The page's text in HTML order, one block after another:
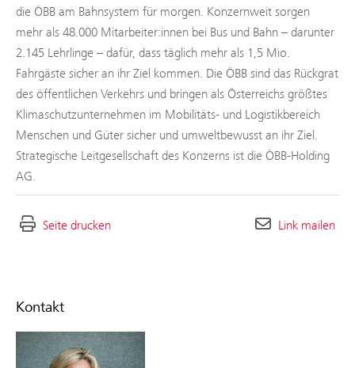
Kontakt
die ÖBB am Bahnsystem für morgen. Konzernweit sorgen
mehr als 48.000 Mitarbeiter:innen bei Bus und Bahn – darunter
2.145 Lehrlinge – dafür, dass täglich mehr als 1,5 Mio.
Fahrgäste sicher an ihr Ziel kommen. Die ÖBB sind das Rückgrat
des öffentlichen Verkehrs und bringen als Österreichs größtes
Klimaschutzunternehmen im Mobilitäts- und Logistikbereich
Menschen und Güter sicher und umweltbewusst an ihr Ziel.
Strategische Leitgesellschaft des Konzerns ist die ÖBB-Holding
AG.
Seite drucken Link mailen